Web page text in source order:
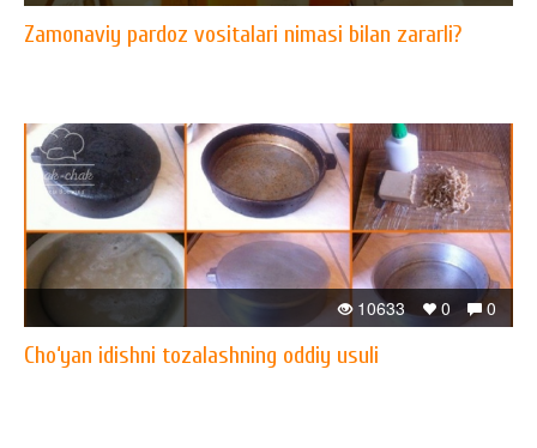
Zamonaviy pardoz vositalari nimasi bilan zararli?
0
0
10633
Cho‘yan idishni tozalashning oddiy usuli